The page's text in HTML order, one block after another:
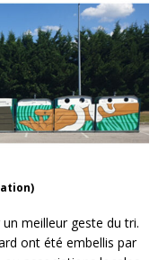
un meilleur geste du tri.
ont été embellis par